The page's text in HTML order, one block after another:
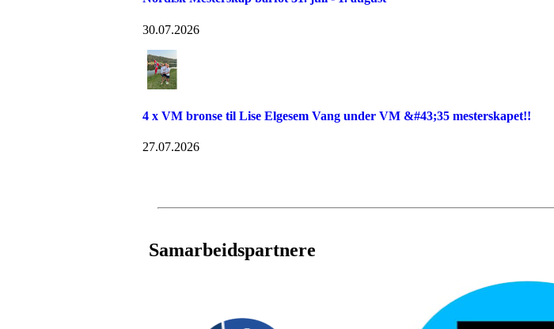
30.07.2026
4 x VM bronse til Lise Elgesem Vang under VM &#43;35 mesterskapet!!
27.07.2026
Samarbeidspartnere